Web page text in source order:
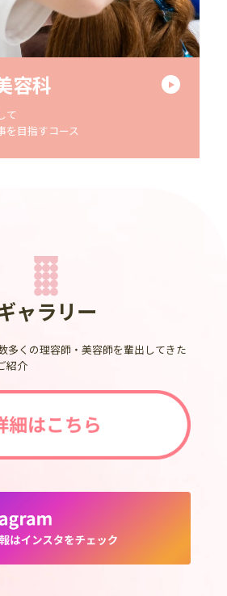
容科
て
を目指すコース
ャラリー
多くの理容師・美容師を輩出してきた
紹介